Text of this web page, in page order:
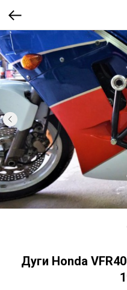
Дуги Honda